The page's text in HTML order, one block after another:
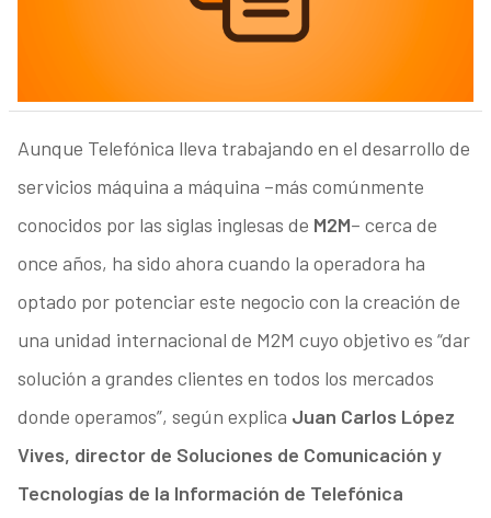
Aunque Telefónica lleva trabajando en el desarrollo de
servicios máquina a máquina –más comúnmente
conocidos por las siglas inglesas de M2M– cerca de
once años, ha sido ahora cuando la operadora ha
optado por potenciar este negocio con la creación de
una unidad internacional de M2M cuyo objetivo es “dar
solución a grandes clientes en todos los mercados
donde operamos”, según explica Juan Carlos López
Vives, director de Soluciones de Comunicación y
Tecnologías de la Información de Telefónica